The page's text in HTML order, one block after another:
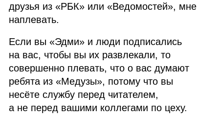
друзья из «РБК» или «Ведомостей», мне
наплевать.
Если вы «Эдми» и люди подписались
на вас, чтобы вы их развлекали, то
совершенно плевать, что о вас думают
ребята из «Медузы», потому что вы
несёте службу перед читателем,
а не перед вашими коллегами по цеху.